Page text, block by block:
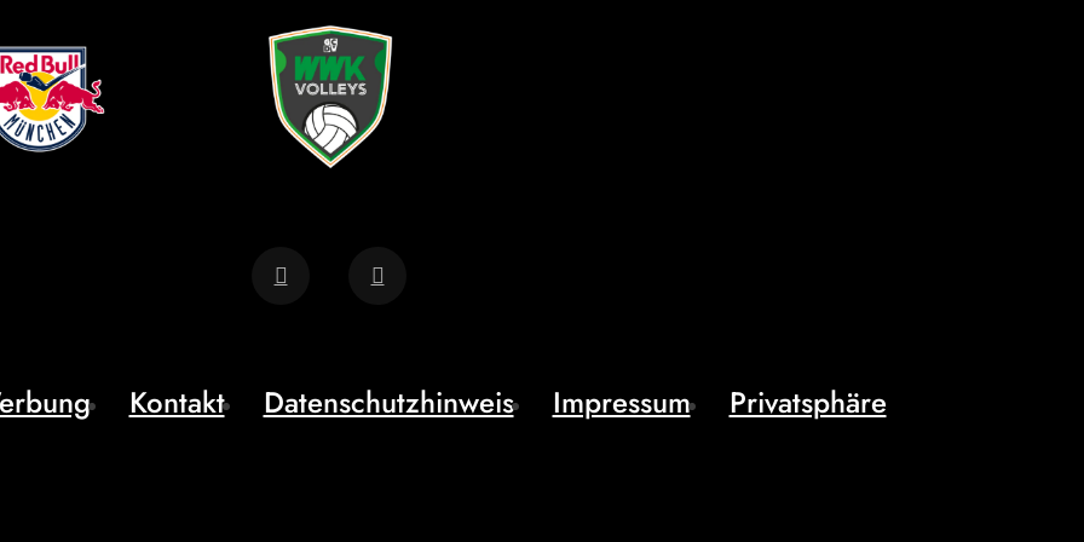
Kontakt Datenschutzhinweis Impressum Privatsphäre